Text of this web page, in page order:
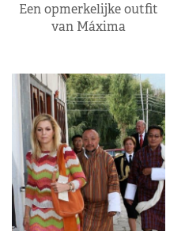
Een opmerkelijke outfit
van Máxima